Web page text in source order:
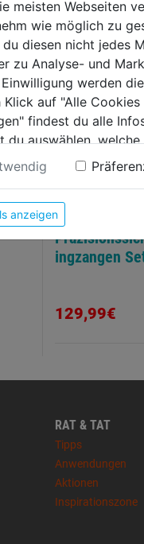
WEITERE
ingzangen
129,99€
RAT & TAT
Tipps
Anwendungen
Aktionen
Inspirationszone
meisten Webseiten
wie möglich zu
diesen nicht jedes
zu Analyse- und
werden
Klick auf "Alle
findest du alle
du auswählen,
Informationen findest
anzeigen